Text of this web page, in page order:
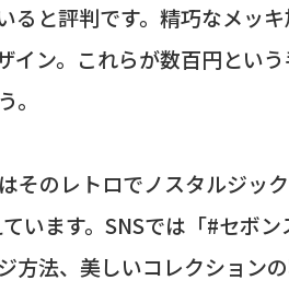
と評判です。精巧なメッキ
イン。これらが数百円とい
そのレトロでノスタルジッ
います。SNSでは「#セボン
方法、美しいコレクション